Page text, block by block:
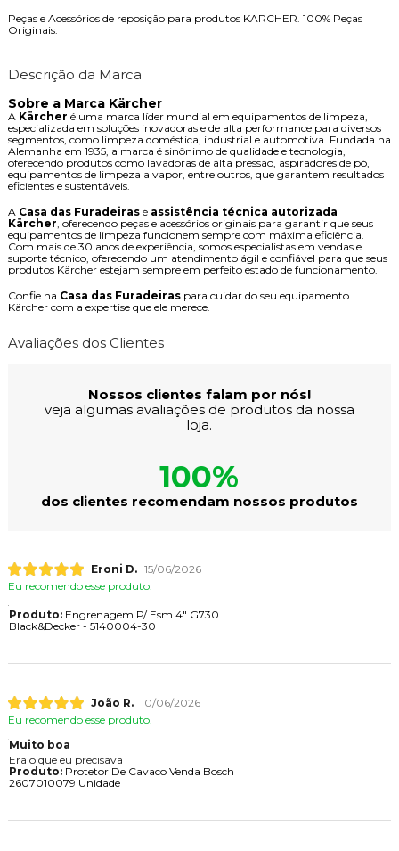
Peças e Acessórios de reposição para produtos KARCHER. 100% Peças
Originais.
Descrição da Marca
Sobre a Marca Kärcher
A Kärcher é uma marca líder mundial em equipamentos de limpeza,
especializada em soluções inovadoras e de alta performance para diversos
segmentos, como limpeza doméstica, industrial e automotiva. Fundada na
Alemanha em 1935, a marca é sinônimo de qualidade e tecnologia,
oferecendo produtos como lavadoras de alta pressão, aspiradores de pó,
equipamentos de limpeza a vapor, entre outros, que garantem resultados
eficientes e sustentáveis.
A Casa das Furadeirasé assistência técnica autorizada
Kärcher , oferecendo peças e acessórios originais para garantir que seus
equipamentos de limpeza funcionem sempre com máxima eficiência.
Com mais de 30 anos de experiência, somos especialistas em vendas e
suporte técnico, oferecendo um atendimento ágil e confiável para que seus
produtos Kärcher estejam sempre em perfeito estado de funcionamento.
Confie na Casa das Furadeiraspara cuidar do seu equipamento
Kärcher com a expertise que ele merece.
Avaliações dos Clientes
Nossos clientes falam por nós!
veja algumas avaliações de produtos da nossa
loja.
100%
dos clientes recomendam nossos produtos
Eroni D. 15/06/2026
Eu recomendo esse produto.
Produto:Engrenagem P/ Esm 4" G730
Black&Decker - 5140004-30
João R. 10/06/2026
Eu recomendo esse produto.
Muito boa
Era o que eu precisava
Produto:Protetor De Cavaco Venda Bosch
2607010079 Unidade